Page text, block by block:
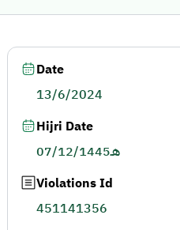
Date
13/6/2024
Hijri Date
07/12/1445هـ
Violations Id
451141356